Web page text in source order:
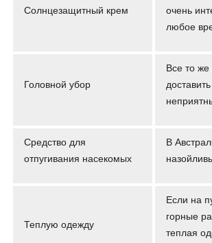
Солнцезащитный крем
очень
любое
Головной убор
Все то
Средство для
отпугивания насекомых
В
Теплую одежду
Если на
горные
теплая